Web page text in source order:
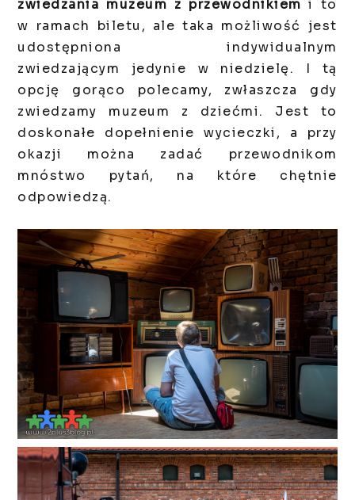
zwiedzania muzeum z przewodnikiem i to
w ramach biletu, ale taka możliwość jest
udostępniona indywidualnym
zwiedzającym jedynie w niedzielę. I tą
opcję gorąco polecamy, zwłaszcza gdy
zwiedzamy muzeum z dziećmi. Jest to
doskonałe dopełnienie wycieczki, a przy
okazji można zadać przewodnikom
mnóstwo pytań, na które chętnie
odpowiedzą.